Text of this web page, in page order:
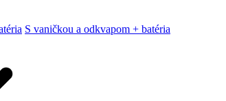
S vaničkou a odkvapom + batéria